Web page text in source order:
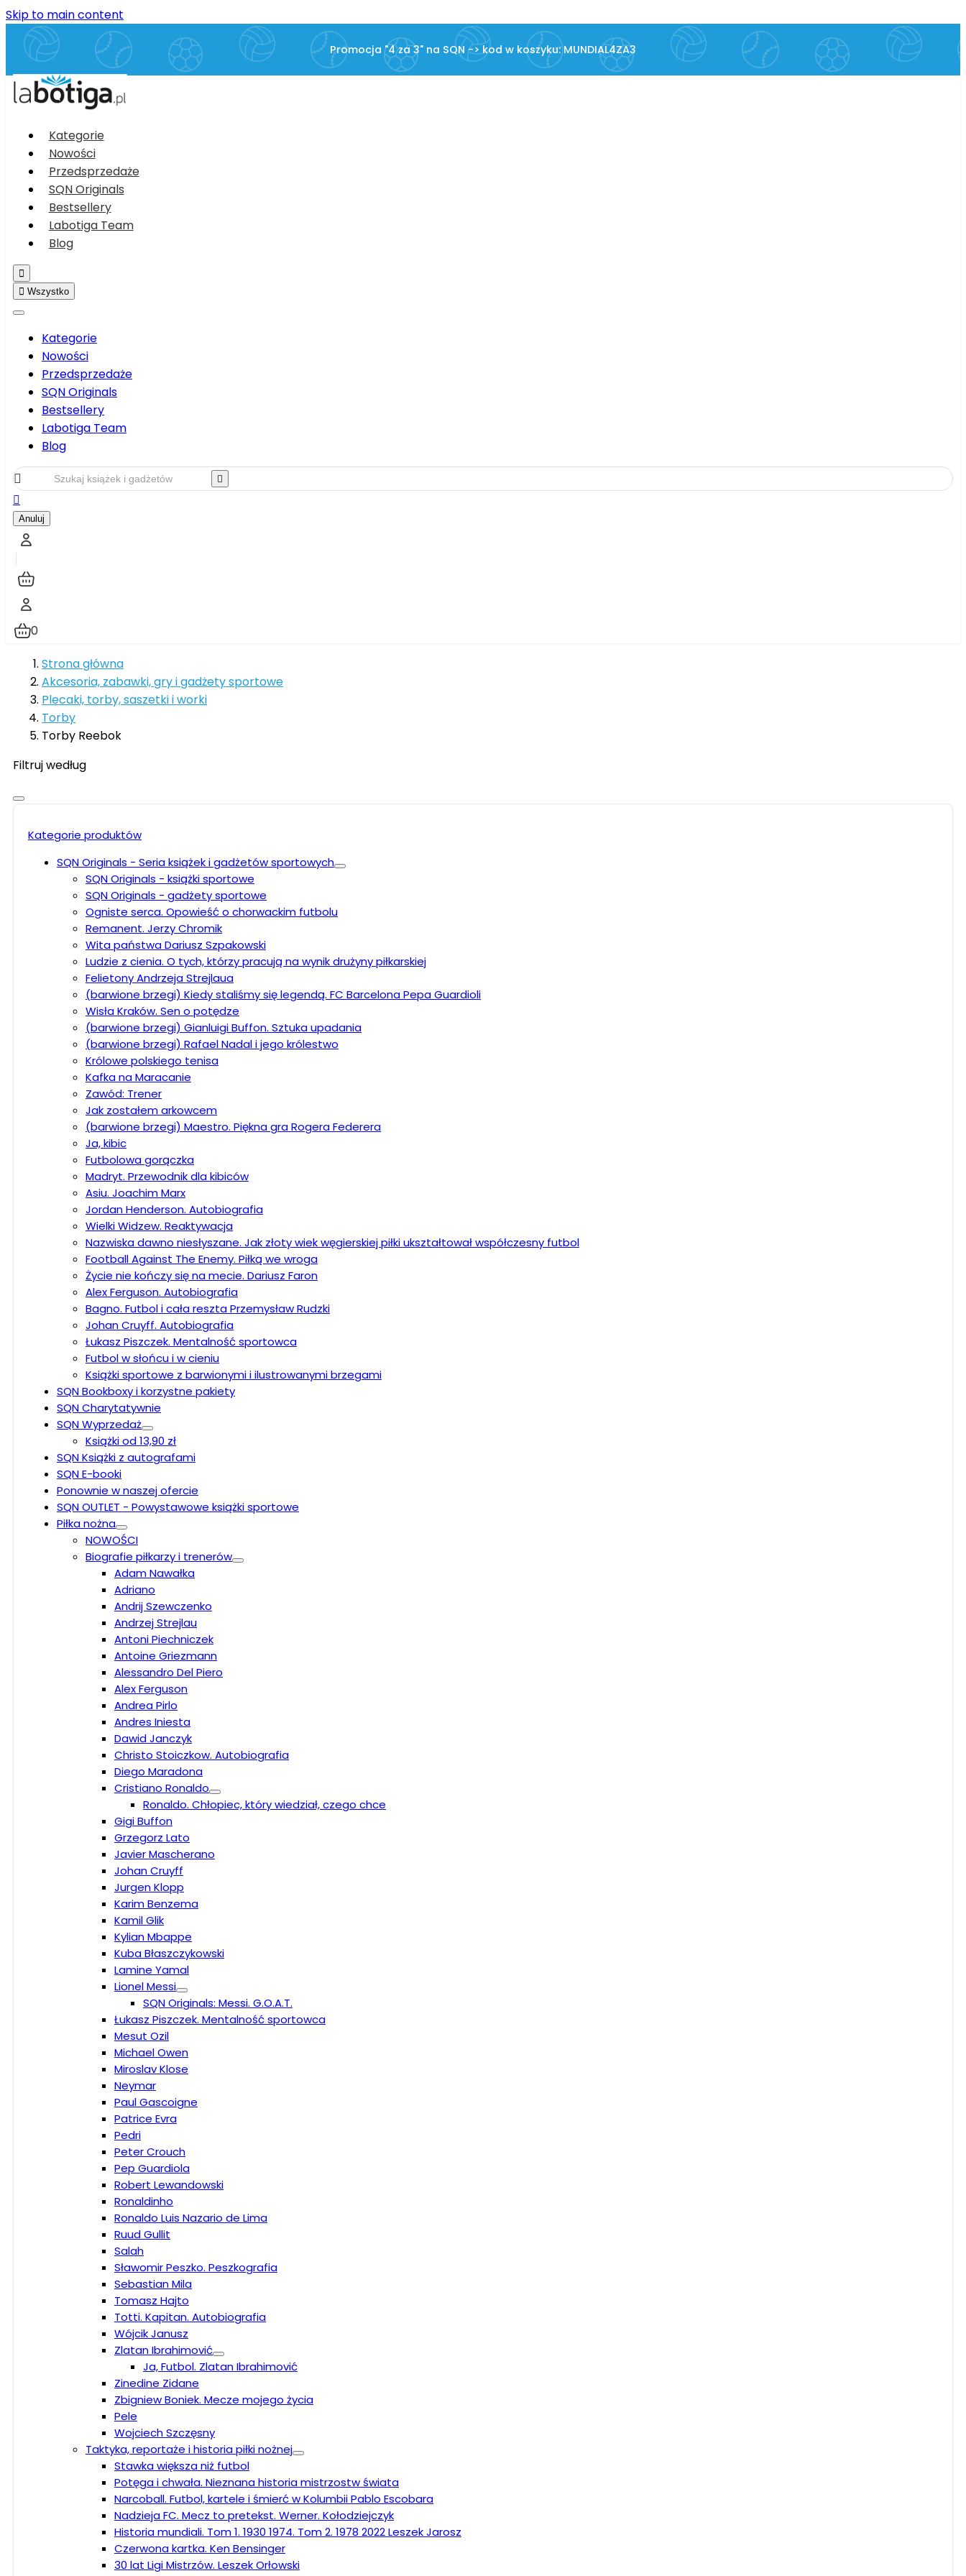
Skip to main content
Promocja "4 za 3" na SQN -> kod w koszyku: MUNDIAL4ZA3
Kategorie
Nowości
Przedsprzedaże
SQN Originals
Bestsellery
Labotiga Team
Blog

 Wszystko
Kategorie
Nowości
Przedsprzedaże
SQN Originals
Bestsellery
Labotiga Team
Blog
 

Anuluj
0
Strona główna
Akcesoria, zabawki, gry i gadżety sportowe
Plecaki, torby, saszetki i worki
Torby
Torby Reebok
Filtruj według
Kategorie produktów
SQN Originals - Seria książek i gadżetów sportowych
SQN Originals - książki sportowe
SQN Originals - gadżety sportowe
Ogniste serca. Opowieść o chorwackim futbolu
Remanent. Jerzy Chromik
Wita państwa Dariusz Szpakowski
Ludzie z cienia. O tych, którzy pracują na wynik drużyny piłkarskiej
Felietony Andrzeja Strejlaua
(barwione brzegi) Kiedy staliśmy się legendą. FC Barcelona Pepa Guardioli
Wisła Kraków. Sen o potędze
(barwione brzegi) Gianluigi Buffon. Sztuka upadania
(barwione brzegi) Rafael Nadal i jego królestwo
Królowe polskiego tenisa
Kafka na Maracanie
Zawód: Trener
Jak zostałem arkowcem
(barwione brzegi) Maestro. Piękna gra Rogera Federera
Ja, kibic
Futbolowa gorączka
Madryt. Przewodnik dla kibiców
Asiu. Joachim Marx
Jordan Henderson. Autobiografia
Wielki Widzew. Reaktywacja
Nazwiska dawno niesłyszane. Jak złoty wiek węgierskiej piłki ukształtował współczesny futbol
Football Against The Enemy. Piłką we wroga
Życie nie kończy się na mecie. Dariusz Faron
Alex Ferguson. Autobiografia
Bagno. Futbol i cała reszta Przemysław Rudzki
Johan Cruyff. Autobiografia
Łukasz Piszczek. Mentalność sportowca
Futbol w słońcu i w cieniu
Książki sportowe z barwionymi i ilustrowanymi brzegami
SQN Bookboxy i korzystne pakiety
SQN Charytatywnie
SQN Wyprzedaż
Książki od 13,90 zł
SQN Książki z autografami
SQN E-booki
Ponownie w naszej ofercie
SQN OUTLET - Powystawowe książki sportowe
Piłka nożna
NOWOŚCI
Biografie piłkarzy i trenerów
Adam Nawałka
Adriano
Andrij Szewczenko
Andrzej Strejlau
Antoni Piechniczek
Antoine Griezmann
Alessandro Del Piero
Alex Ferguson
Andrea Pirlo
Andres Iniesta
Dawid Janczyk
Christo Stoiczkow. Autobiografia
Diego Maradona
Cristiano Ronaldo
Ronaldo. Chłopiec, który wiedział, czego chce
Gigi Buffon
Grzegorz Lato
Javier Mascherano
Johan Cruyff
Jurgen Klopp
Karim Benzema
Kamil Glik
Kylian Mbappe
Kuba Błaszczykowski
Lamine Yamal
Lionel Messi
SQN Originals: Messi. G.O.A.T.
Łukasz Piszczek. Mentalność sportowca
Mesut Ozil
Michael Owen
Miroslav Klose
Neymar
Paul Gascoigne
Patrice Evra
Pedri
Peter Crouch
Pep Guardiola
Robert Lewandowski
Ronaldinho
Ronaldo Luis Nazario de Lima
Ruud Gullit
Salah
Sławomir Peszko. Peszkografia
Sebastian Mila
Tomasz Hajto
Totti. Kapitan. Autobiografia
Wójcik Janusz
Zlatan Ibrahimović
Ja, Futbol. Zlatan Ibrahimović
Zinedine Zidane
Zbigniew Boniek. Mecze mojego życia
Pele
Wojciech Szczęsny
Taktyka, reportaże i historia piłki nożnej
Stawka większa niż futbol
Potęga i chwała. Nieznana historia mistrzostw świata
Narcoball. Futbol, kartele i śmierć w Kolumbii Pablo Escobara
Nadzieja FC. Mecz to pretekst. Werner. Kołodziejczyk
Historia mundiali. Tom 1. 1930 1974. Tom 2. 1978 2022 Leszek Jarosz
Czerwona kartka. Ken Bensinger
30 lat Ligi Mistrzów. Leszek Orłowski